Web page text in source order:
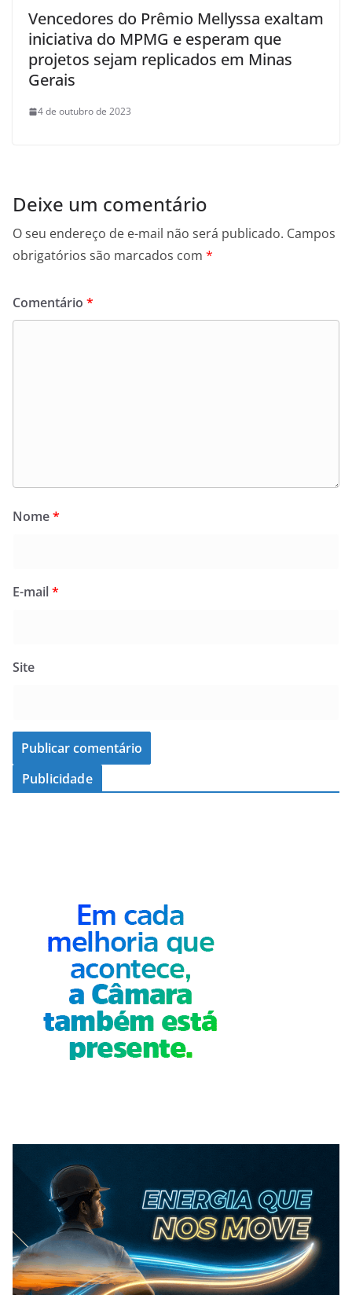
Vencedores do Prêmio Mellyssa exaltam
iniciativa do MPMG e esperam que
projetos sejam replicados em Minas
Gerais
4 de outubro de 2023
Deixe um comentário
O seu endereço de e-mail não será publicado. Campos
obrigatórios são marcados com *
Comentário *
Nome*
E-mail*
Site
Publicidade